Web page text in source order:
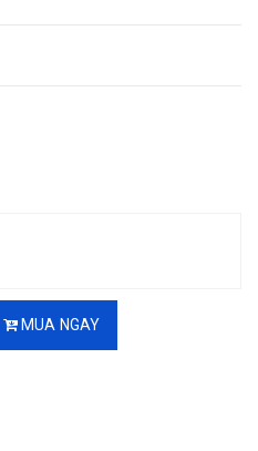
MUA NGAY